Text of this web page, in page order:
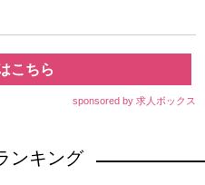
こちら
sponsored by 求人ボックス
ンキング